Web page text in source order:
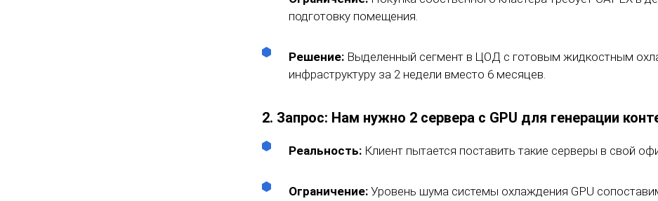
подготовку помещения.
Решение: Выделенный сегмент в ЦОД с готовым жидкостным
инфраструктуру за 2 недели вместо 6 месяцев.
2. Запрос: Нам нужно 2 сервера с GPU для генерации
Реальность: Клиент пытается поставить такие серверы в свой
Ограничение: Уровень шума системы охлаждения GPU